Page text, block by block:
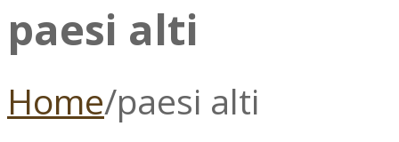
paesi alti
Home/paesi alti